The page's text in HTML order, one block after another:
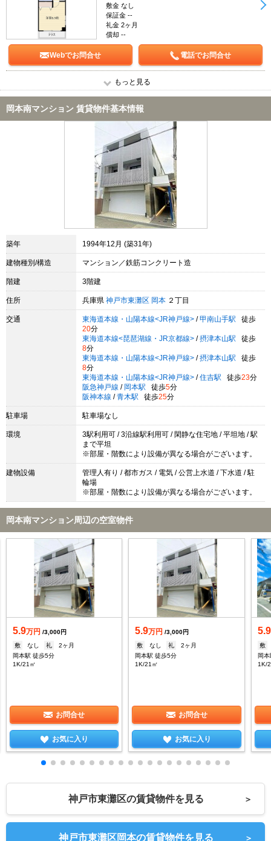
敷金 なし
保証金 --
礼金 2ヶ月
償却 --
Webでお問合せ 電話でお問合せ
もっと見る
岡本南マンション 賃貸物件基本情報
築年 1994年12月 (築31年)
建物種別/構造 マンション／鉄筋コンクリート造
階建 3階建
住所 兵庫県 神戸市東灘区 岡本 ２丁目
交通 東海道本線・山陽本線<JR神戸線> / 甲南山手駅
徒歩
20分
東海道本線<琵琶湖線・JR京都線> / 摂津本山駅
徒歩
8分
東海道本線・山陽本線<JR神戸線> / 摂津本山駅
徒歩
8分
東海道本線・山陽本線<JR神戸線> / 住吉駅 徒歩23分
阪急神戸線 / 岡本駅 徒歩5分
阪神本線 / 青木駅 徒歩25分
駐車場 駐車場なし
環境
3駅利用可 / 3沿線駅利用可 / 閑静な住宅地 / 平坦地 / 駅
まで平坦
※部屋・階数により設備が異なる場合がございます。
建物設備
管理人有り / 都市ガス / 電気 / 公営上水道 / 下水道 / 駐
輪場
※部屋・階数により設備が異なる場合がございます。
岡本南マンション周辺の空室物件
5.9万円 /3,000円
敷
なし 礼
2ヶ月
岡本駅 徒歩5分
1K/21㎡
お問合せ
お気に入り
5.9万円 /3,000円
敷
なし 礼
2ヶ月
岡本駅 徒歩5分
1K/21㎡
お問合せ
お気に入り
5.9
敷
岡
1K/
神戸市東灘区の賃貸物件を見る ＞
神戸市東灘区岡本の賃貸物件を見る ＞